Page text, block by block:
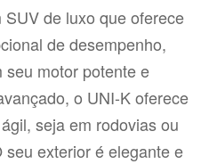
de luxo que oferece
de desempenho,
motor potente e
o UNI-K oferece
seja em rodovias ou
exterior é elegante e